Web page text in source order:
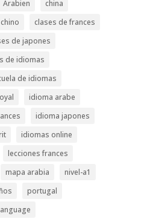
Arabien
china
clases de frances
de japones
de idiomas
de idiomas
idioma arabe
idioma japones
idiomas online
lecciones frances
mapa arabia
nivel-a1
portugal